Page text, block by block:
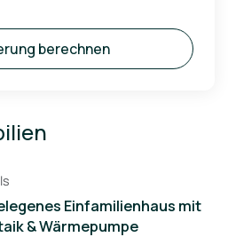
berechnen
Einfamilienhaus mit
& Wärmepumpe